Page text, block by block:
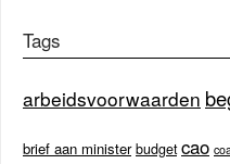
Tags
arbeidsvoorwaarden
brief aan minister budget cao